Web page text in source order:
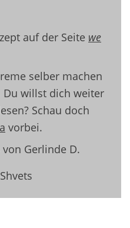
auf der Seite we
selber machen
willst dich weiter
Schau doch
vorbei.
Gerlinde D.